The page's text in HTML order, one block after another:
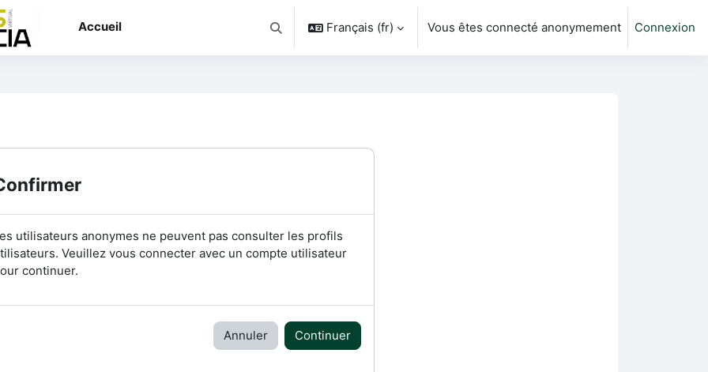
Accueil
Activer/désactiver la saisie de recherche
Français ‎(fr)‎ Vous êtes connecté anonymement Connexion
utilisateurs anonymes ne peuvent pas consulter les profils
Veuillez vous connecter avec un compte utilisateur
continuer.
Annuler Continuer